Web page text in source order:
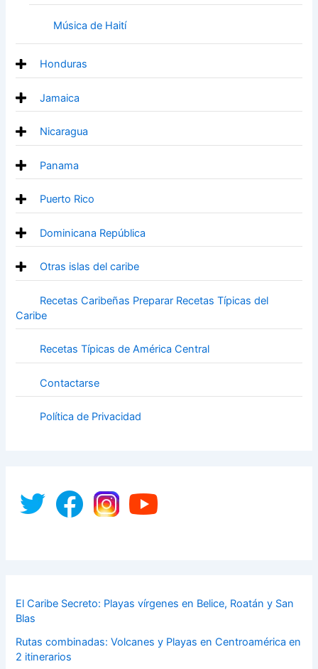
Música de Haití
Honduras
Jamaica
Nicaragua
Panama
Puerto Rico
Dominicana República
Otras islas del caribe
Recetas Caribeñas Preparar Recetas Típicas del
Caribe
Recetas Típicas de América Central
Contactarse
Política de Privacidad
El Caribe Secreto: Playas vírgenes en Belice, Roatán y San
Blas
Rutas combinadas: Volcanes y Playas en Centroamérica en
2 itinerarios